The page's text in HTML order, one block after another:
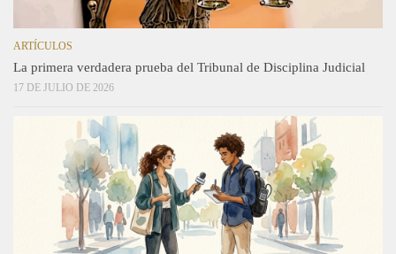
ARTÍCULOS
La primera verdadera prueba del Tribunal de Disciplina Judicial
17 DE JULIO DE 2026